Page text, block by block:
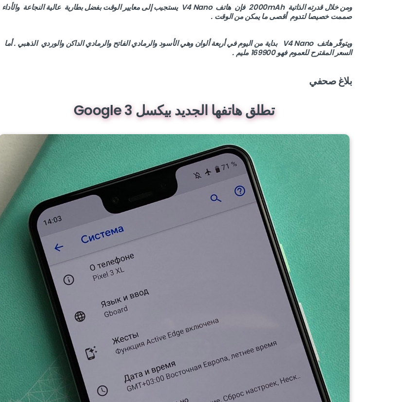
ومن خلال قدرته الذاتية 2000mAh فإن هاتف V4 Nano يستجيب إلى معايير الوقت بفضل بطارية عالية النجاعة والأداء
صممت خصيصا لتدوم أقصى ما يمكن من الوقت .
ويتوفّر هاتف V4 Nano بداية من اليوم في أربعة ألوان وهي الأسود والرمادي الفاتح والرمادي الداكن والوردي الذهبي . أما
السعر المقترح للعموم فهو 169900 مليم .
بلاغ صحفي
تطلق هاتفها الجديد بيكسل 3 Google